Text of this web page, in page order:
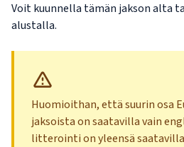
Voit kuunnella tämän jakson alta
alustalla.
Huomioithan, että suurin osa
jaksoista on saatavilla vain
litterointi on yleensä